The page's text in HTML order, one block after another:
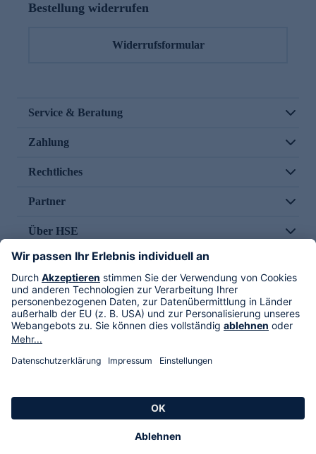
Bestellung widerrufen
Widerrufsformular
Service & Beratung
Zahlung
Rechtliches
Partner
Über HSE
Im TV
HSE International